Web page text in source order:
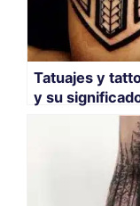
Tatuajes y
y su